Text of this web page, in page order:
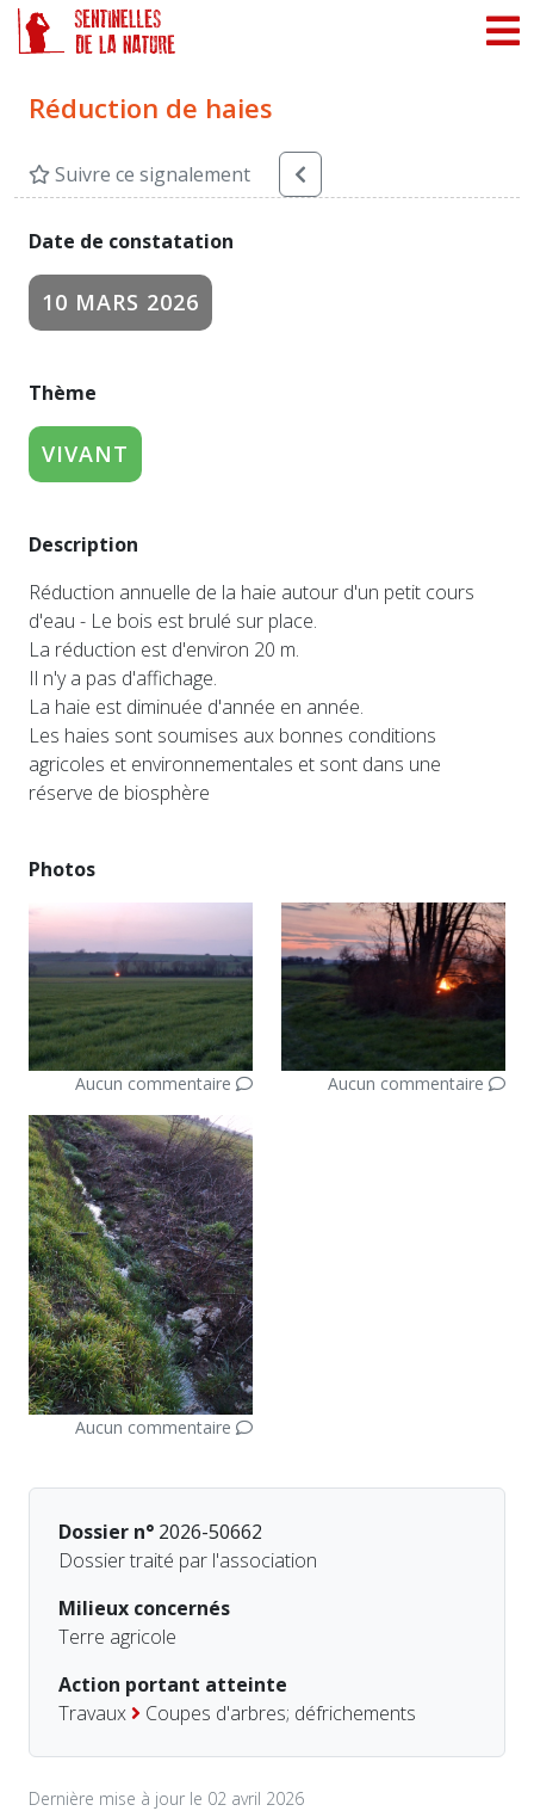
Réduction de haies
Suivre ce signalement
Date de constatation
10 MARS 2026
Thème
VIVANT
Description
Réduction annuelle de la haie autour d'un petit cours
d'eau - Le bois est brulé sur place.
La réduction est d'environ 20 m.
Il n'y a pas d'affichage.
La haie est diminuée d'année en année.
Les haies sont soumises aux bonnes conditions
agricoles et environnementales et sont dans une
réserve de biosphère
Photos
Aucun commentaire Aucun commentaire
Aucun commentaire
Dossier n° 2026-50662
Dossier traité par l'association
Milieux concernés
Terre agricole
Action portant atteinte
Travaux
Coupes d'arbres; défrichements
Dernière mise à jour le 02 avril 2026
Panneau de gestion des cookies